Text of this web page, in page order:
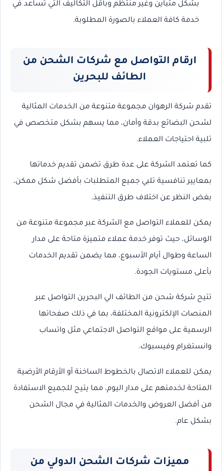
بشكل متباين وغير منتظم وبأقل التكاليف التي تساعد في
خدمة كافة العملاء بالصورة المطلوبة.
ارقام التواصل مع شركات الشحن من
الطائف للبحرين
تقدم شركة الرهوان مجموعة متنوعة من الخدمات المثالية
لشحن البضائع بدقة وأمان، مما يسهم بشكل متخصص في
تلبية احتياجات العملاء.
كما تعتمد الشركة على عدة طرق تضمن تقديم خدماتها
بمعايير تنافسية تلبي جميع المتطلبات بأفضل شكل ممكن،
بغض النظر عن اختلاف طرق التنفيذ.
يمكن للعملاء التواصل مع الشركة عبر مجموعة متنوعة من
الوسائل، حيث توفر خدمة عملاء متميزة متاحة على مدار
الساعة وطوال أيام الأسبوع، مما يضمن تقديم الخدمات
بأعلى مستويات الجودة.
تتيح شركة شحن من الطائف الي البحرين التواصل عبر
المنصات الإلكترونية المختلفة، بما في ذلك صفحاتها
الرسمية على مواقع التواصل الاجتماعي مثل واتساب
وانستغرام وفيسبوك.
يمكن للعملاء الاتصال بالخطوط الساخنة أو الأرقام الأرضية
المتاحة لخدمتهم على مدار اليوم، مما يتيح للجميع الاستفادة
من أفضل العروض والخدمات المثالية في مجال الشحن
بشكل عام.
مميزات شركات الشحن الدولي من